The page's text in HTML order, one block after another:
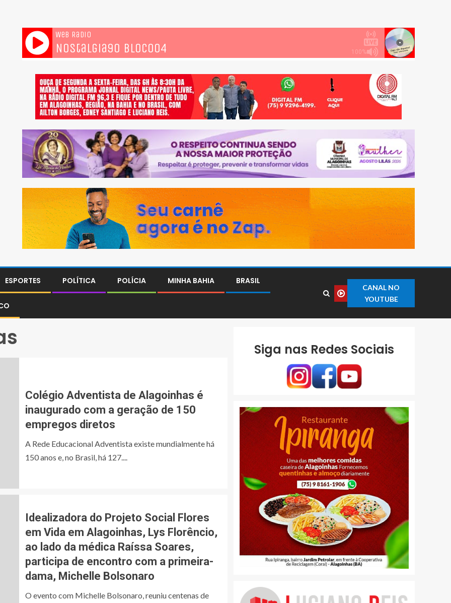
ESPORTES POLÍTICA POLÍCIA MINHA BAHIA BRASIL
CANAL NO
YOUTUBE
Colégio Adventista de Alagoinhas é
inaugurado com a geração de 150
empregos diretos
A Rede Educacional Adventista existe mundialmente há
150 anos e, no Brasil, há 127....
Idealizadora do Projeto Social Flores
em Vida em Alagoinhas, Lys Florêncio,
ao lado da médica Raíssa Soares,
participa de encontro com a primeira-
dama, Michelle Bolsonaro
O evento com Michelle Bolsonaro, reuniu centenas de
Siga nas Redes Sociais